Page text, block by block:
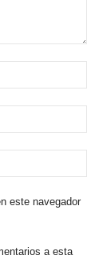
este navegador
a esta